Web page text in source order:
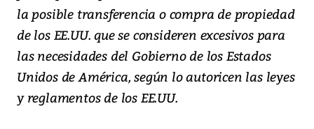
la posible transferencia o compra de propiedad
de los EE.UU. que se consideren excesivos para
las necesidades del Gobierno de los Estados
Unidos de América, según lo autoricen las leyes
y reglamentos de los EE.UU.